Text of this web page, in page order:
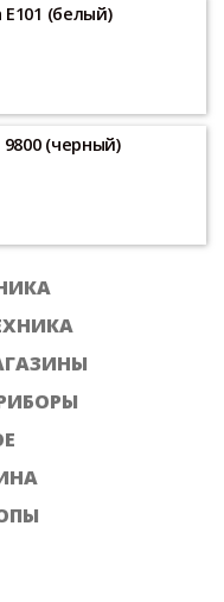
(белый)
(черный)